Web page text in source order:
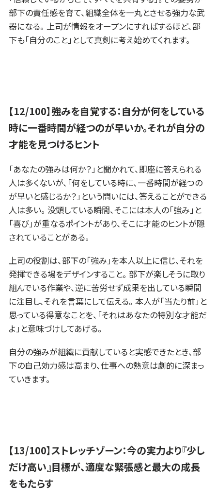
部下の責任感を育て、組織全体を一丸とさせる強力な武
器になる。 上司が情報をオープンにすればするほど、部
下も「自分のこと」として真剣に考え始めてくれます。
【12/100】強みを自覚する：自分が何をしている
時に一番時間が経つのが早いか。それが自分の
才能を見つけるヒント
「あなたの強みは何か？」と聞かれて、即座に答えられる
人は多くないが、「何をしている時に、一番時間が経つの
が早いと感じるか？」という問いには、答えることができる
人は多い。 没頭している瞬間、そこには本人の「強み」と
「喜び」が重なるポイントがあり、そこに才能のヒントが隠
されていることがある。
上司の役割は、部下の「強み」を本人以上に信じ、それを
発揮できる場をデザインすること。 部下が楽しそうに取り
組んでいる作業や、逆に苦労せず成果を出している瞬間
に注目し、それを言葉にして伝える。 本人が「当たり前」と
思っている得意なことを、「それはあなたの特別な才能だ
よ」と意味づけしてあげる。
自分の強みが組織に貢献していると実感できたとき、部
下の自己効力感は高まり、仕事への熱意は劇的に深まっ
ていきます。
【13/100】ストレッチゾーン：今の実力より『少し
だけ高い』目標が、適度な緊張感と最大の成長
をもたらす